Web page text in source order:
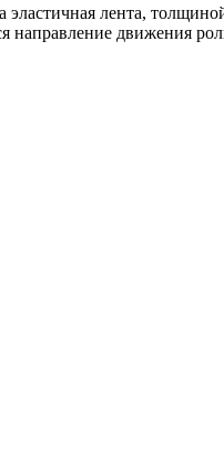
лента,
направление движения